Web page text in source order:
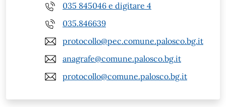
035 845046 e digitare 4
035.846639
protocollo@pec.comune.palosco.bg.it
anagrafe@comune.palosco.bg.it
protocollo@comune.palosco.bg.it